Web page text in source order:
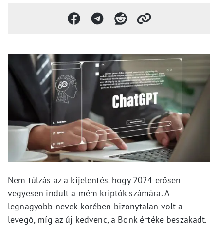
Nem túlzás az a kijelentés, hogy 2024 erősen
vegyesen indult a mém kriptók számára. A
legnagyobb nevek körében bizonytalan volt a
levegő, míg az új kedvenc, a Bonk értéke beszakadt.